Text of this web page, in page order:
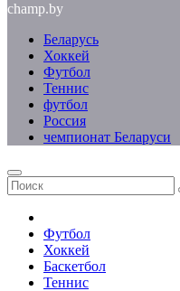
champ.by
Беларусь
Хоккей
Футбол
Теннис
футбол
Россия
чемпионат Беларуси
Футбол
Хоккей
Баскетбол
Теннис